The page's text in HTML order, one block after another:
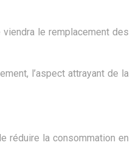
le remplacement des
l’aspect attrayant de la
réduire la consommation en